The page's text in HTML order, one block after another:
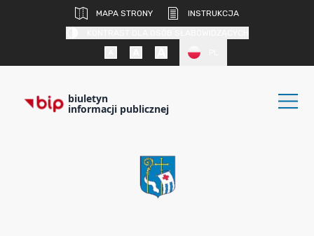
MAPA STRONY
INSTRUKCJA
biuletyn
informacji publicznej